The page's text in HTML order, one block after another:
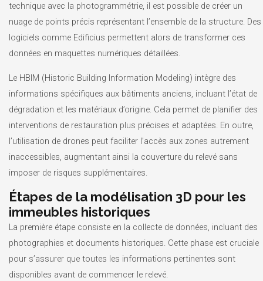
technique avec la photogrammétrie, il est possible de créer un
nuage de points précis représentant l’ensemble de la structure. Des
logiciels comme Edificius permettent alors de transformer ces
données en maquettes numériques détaillées.
Le HBIM (Historic Building Information Modeling) intègre des
informations spécifiques aux bâtiments anciens, incluant l’état de
dégradation et les matériaux d’origine. Cela permet de planifier des
interventions de restauration plus précises et adaptées. En outre,
l’utilisation de drones peut faciliter l’accès aux zones autrement
inaccessibles, augmentant ainsi la couverture du relevé sans
imposer de risques supplémentaires.
Étapes de la modélisation 3D pour les
immeubles historiques
La première étape consiste en la collecte de données, incluant des
photographies et documents historiques. Cette phase est cruciale
pour s’assurer que toutes les informations pertinentes sont
disponibles avant de commencer le relevé.